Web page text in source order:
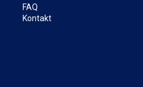
FAQ
Kontakt